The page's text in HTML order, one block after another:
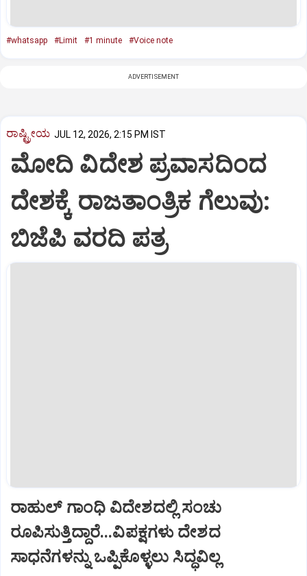
#whatsapp #Limit #1 minute #Voice note
ADVERTISEMENT
ರಾಷ್ಟ್ರೀಯ JUL 12, 2026, 2:15 PM IST
ಮೋದಿ ವಿದೇಶ ಪ್ರವಾಸದಿಂದ
ದೇಶಕ್ಕೆ ರಾಜತಾಂತ್ರಿಕ ಗೆಲುವು:
ಬಿಜೆಪಿ ವರದಿ ಪತ್ರ
ರಾಹುಲ್ ಗಾಂಧಿ ವಿದೇಶದಲ್ಲಿ ಸಂಚು
ರೂಪಿಸುತ್ತಿದ್ದಾರೆ...ವಿಪಕ್ಷಗಳು ದೇಶದ
ಸಾಧನೆಗಳನ್ನು ಒಪ್ಪಿಕೊಳ್ಳಲು ಸಿದ್ಧವಿಲ್ಲ